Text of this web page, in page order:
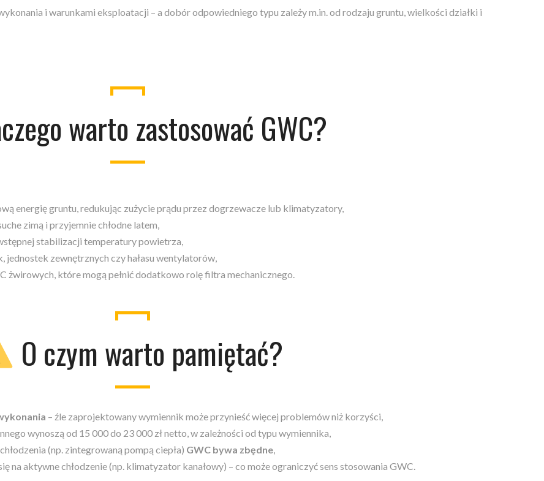
i warunkami eksploatacji – a dobór odpowiedniego typu zależy m.in. od rodzaju gruntu, wielkości działki i
warto zastosować GWC?
energię gruntu, redukując zużycie prądu przez dogrzewacze lub klimatyzatory,
zimą i przyjemnie chłodne latem,
stabilizacji temperatury powietrza,
jednostek zewnętrznych czy hałasu wentylatorów,
żwirowych, które mogą pełnić dodatkowo rolę filtra mechanicznego.
O czym warto pamiętać?
– źle zaprojektowany wymiennik może przynieść więcej problemów niż korzyści,
wynoszą od 15 000 do 23 000 zł netto, w zależności od typu wymiennika,
(np. zintegrowaną pompą ciepła) GWC bywa zbędne,
aktywne chłodzenie (np. klimatyzator kanałowy) – co może ograniczyć sens stosowania GWC.